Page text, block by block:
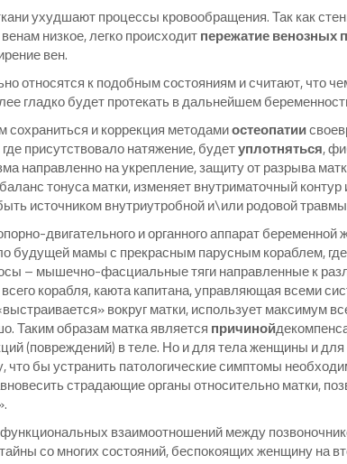
ухудшают процессы кровообращения. Так как
низкое, легко происходитпережатие венозных
вен.
относятся к подобным состояниям и считают, что
гладко будет протекать в дальнейшем
и коррекция методамиостеопатии
присутствовало натяжение, будетуплотняться,
направленно на укрепление, защиту от разрыва
тонуса матки, изменяет внутриматочный
источником внутриутробной и\или родовой
двигательного и органного аппарат
будущей мамы с прекрасным парусным кораблем,
– мышечно-фасциальные тяги направленные к
корабля, каюта капитана, управляющая всеми
вокруг матки, использует максимум
Таким образам матка является причиной
(повреждений) в теле. Но и для тела женщины и для
что бы устранить патологические симптомы
страдающие органы относительно матки,
взаимоотношений между
со многих состояний, беспокоящих женщину на